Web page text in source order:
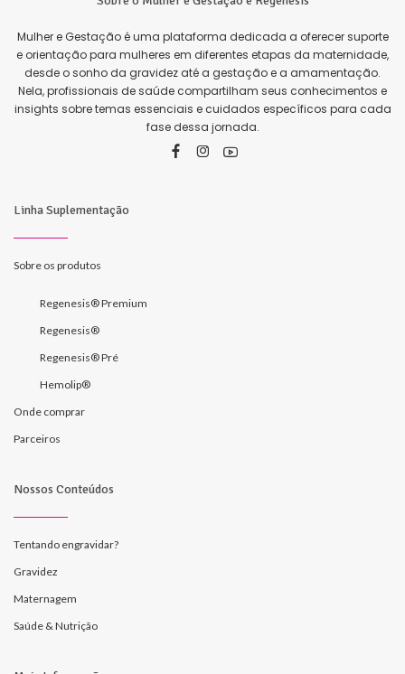
Mulher e Gestação é uma plataforma dedicada a oferecer suporte
e orientação para mulheres em diferentes etapas da maternidade,
desde o sonho da gravidez até a gestação e a amamentação.
Nela, profissionais de saúde compartilham seus conhecimentos e
insights sobre temas essenciais e cuidados específicos para cada
fase dessa jornada.
Linha Suplementação
Sobre os produtos
Regenesis® Premium
Regenesis®
Regenesis® Pré
Hemolip®
Onde comprar
Parceiros
Nossos Conteúdos
Tentando engravidar?
Gravidez
Maternagem
Saúde & Nutrição